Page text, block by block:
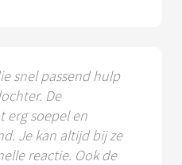
snel passend hulp
De
erg soepel en
Je kan altijd bij ze
reactie. Ook de